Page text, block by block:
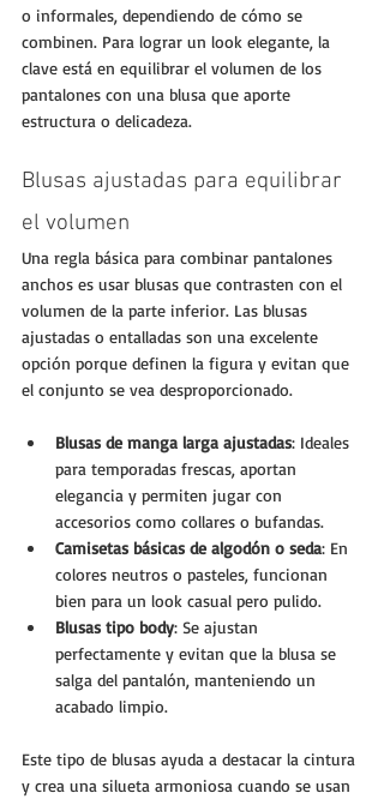
o informales, dependiendo de cómo se
combinen. Para lograr un look elegante, la
clave está en equilibrar el volumen de los
pantalones con una blusa que aporte
estructura o delicadeza.
Blusas ajustadas para equilibrar
el volumen
Una regla básica para combinar pantalones
anchos es usar blusas que contrasten con el
volumen de la parte inferior. Las blusas
ajustadas o entalladas son una excelente
opción porque definen la figura y evitan que
el conjunto se vea desproporcionado.
Blusas de manga larga ajustadas: Ideales
para temporadas frescas, aportan
elegancia y permiten jugar con
accesorios como collares o bufandas.
Camisetas básicas de algodón o seda: En
colores neutros o pasteles, funcionan
bien para un look casual pero pulido.
Blusas tipo body: Se ajustan
perfectamente y evitan que la blusa se
salga del pantalón, manteniendo un
acabado limpio.
Este tipo de blusas ayuda a destacar la cintura
y crea una silueta armoniosa cuando se usan